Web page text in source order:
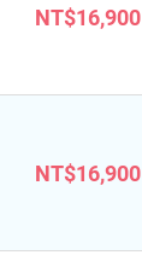
NT$16,900
NT$16,900